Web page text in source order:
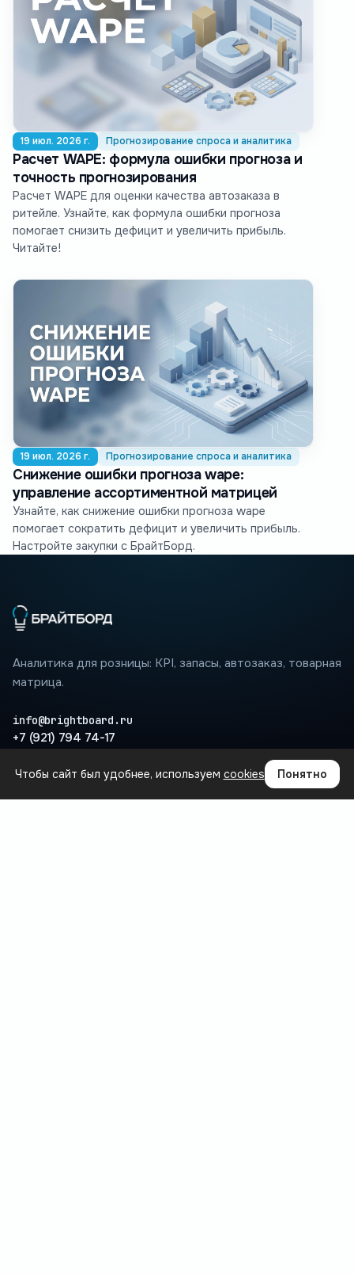
19 июл. 2026 г. Прогнозирование спроса и аналитика
Расчет WAPE: формула ошибки прогноза и
точность прогнозирования
Расчет WAPE для оценки качества автозаказа в
ритейле. Узнайте, как формула ошибки прогноза
помогает снизить дефицит и увеличить прибыль.
Читайте!
19 июл. 2026 г. Прогнозирование спроса и аналитика
Снижение ошибки прогноза wape:
управление ассортиментной матрицей
Узнайте, как снижение ошибки прогноза wape
помогает сократить дефицит и увеличить прибыль.
Настройте закупки с БрайтБорд.
Аналитика для розницы: KPI, запасы, автозаказ, товарная
матрица.
info@brightboard.ru
+7 (921) 794 74-17
Где теряются деньги
Чтобы сайт был удобнее, используем cookies Понятно